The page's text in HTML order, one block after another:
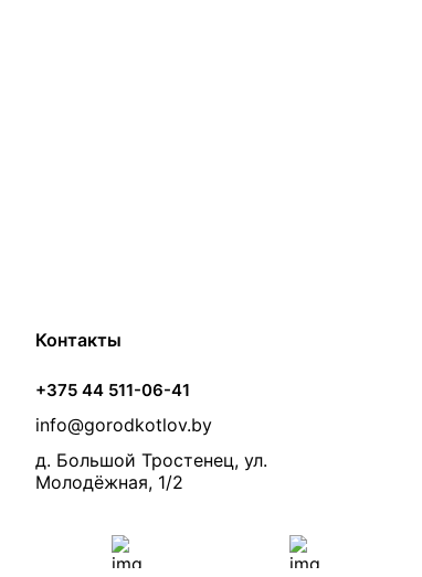
Контакты
+375 44 511-06-41
info@gorodkotlov.by
д. Большой Тростенец, ул.
Молодёжная, 1/2